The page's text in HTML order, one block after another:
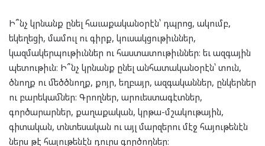
Ի՞նչ կրնանք ընել հաւաքականօրէն՝ դպրոց, ակումբ,
եկեղեցի, մամուլ ու գիրք, կուսակցութիւններ,
կազմակերպութիւններ ու հաստատութիւններ։ եւ ազգային
պետութիւն։ Ի՞նչ կրնանք ընել անհատականօրէն՝ տուն,
ծնողք ու մեծծնողք, քոյր, եղբայր, ազգականներ, ընկերներ
ու բարեկամներ։ Գրողներ, արուեստագէտներ,
գործարարներ, քաղաքական, կրթա-մշակութային,
գիտական, տնտեսական ու այլ մարզերու մէջ հայութենէն
ներս թէ հայութենէն դուրս գործողներ։